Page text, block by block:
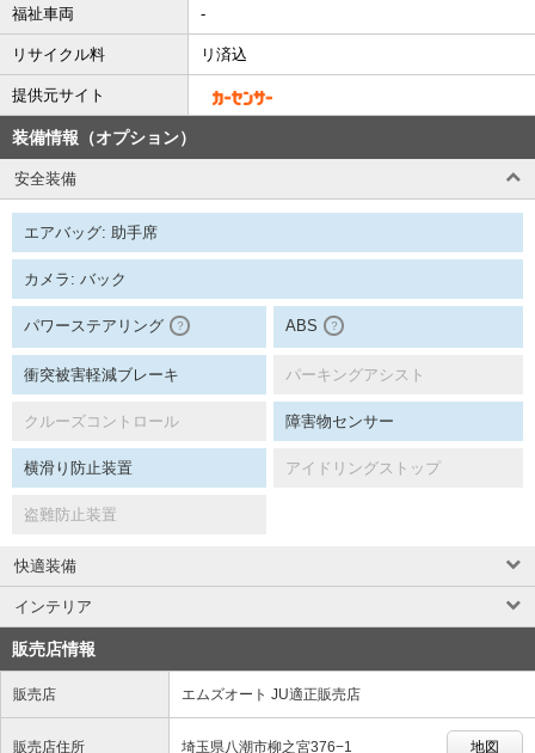
福祉車両 -
リサイクル料 リ済込
提供元サイト
装備情報（オプション）
安全装備
エアバッグ: 助手席
カメラ: バック
パワーステアリング ？ ABS ？
衝突被害軽減ブレーキ パーキングアシスト
クルーズコントロール 障害物センサー
横滑り防止装置 アイドリングストップ
盗難防止装置
快適装備
インテリア
販売店情報
販売店 エムズオート JU適正販売店
販売店住所 埼玉県八潮市柳之宮376−1 地図